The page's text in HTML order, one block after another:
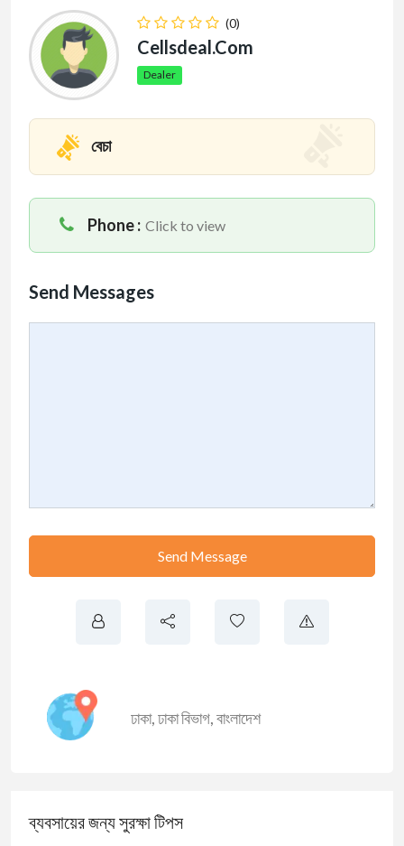
(0)
Cellsdeal.com
Dealer
বেচা
Phone : Click to view
Send Messages
Send Message
ঢাকা,ঢাকা বিভাগ,বাংলাদেশ
ব্যবসায়ের জন্য সুরক্ষা টিপস